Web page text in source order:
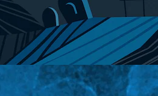
Copyright © 2010- 2026Freepik Company S.L.U.